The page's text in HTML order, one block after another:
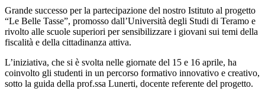
Grande successo per la partecipazione del nostro Istituto al progetto
“Le Belle Tasse”, promosso dall’Università degli Studi di Teramo e
rivolto alle scuole superiori per sensibilizzare i giovani sui temi della
fiscalità e della cittadinanza attiva.
L’iniziativa, che si è svolta nelle giornate del 15 e 16 aprile, ha
coinvolto gli studenti in un percorso formativo innovativo e creativo,
sotto la guida della prof.ssa Lunerti, docente referente del progetto.